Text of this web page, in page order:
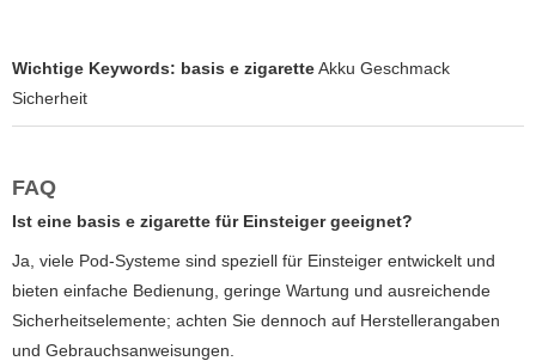
Wichtige Keywords: basis e zigaretteAkku Geschmack
Sicherheit
FAQ
Ist eine basis e zigarette für Einsteiger geeignet?
Ja, viele Pod-Systeme sind speziell für Einsteiger entwickelt und
bieten einfache Bedienung, geringe Wartung und ausreichende
Sicherheitselemente; achten Sie dennoch auf Herstellerangaben
und Gebrauchsanweisungen.